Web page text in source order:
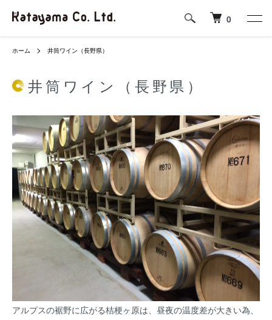
0
ホーム 井筒ワイン（長野県）
井筒ワイン（長野県）
アルプスの裾野に広がる桔梗ヶ原は、昼夜の温度差が大きい為、